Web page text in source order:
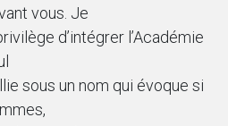
vous. Je
d’intégrer l’Académie
sous un nom qui évoque si